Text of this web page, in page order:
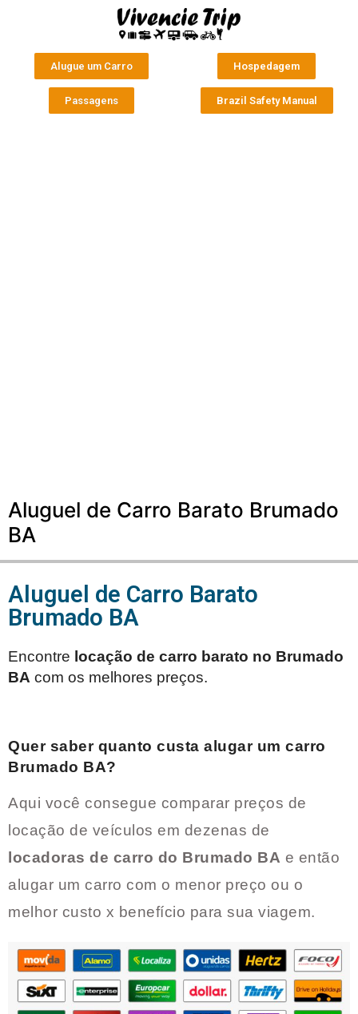
Alugue um Carro Hospedagem
Passagens Brazil Safety Manual
Aluguel de Carro Barato Brumado
BA
Aluguel de Carro Barato
Brumado BA
Encontre locação de carro barato no Brumado
BA com os melhores preços.
Quer saber quanto custa alugar um carro
Brumado BA?
Aqui você consegue comparar preços de
locação de veículos em dezenas de
locadoras de carro do Brumado BA e então
alugar um carro com o menor preço ou o
melhor custo x benefício para sua viagem.